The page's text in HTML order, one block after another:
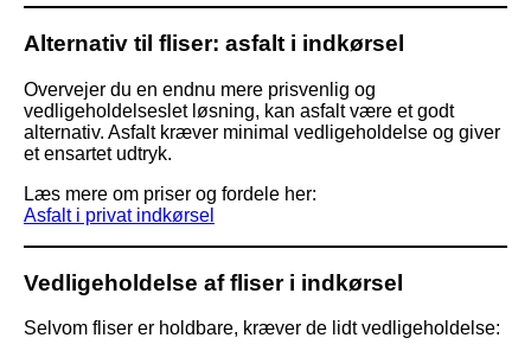
Alternativ til fliser: asfalt i indkørsel
Overvejer du en endnu mere prisvenlig og
vedligeholdelseslet løsning, kan asfalt være et godt
alternativ. Asfalt kræver minimal vedligeholdelse og giver
et ensartet udtryk.
Læs mere om priser og fordele her:
Asfalt i privat indkørsel
Vedligeholdelse af fliser i indkørsel
Selvom fliser er holdbare, kræver de lidt vedligeholdelse: